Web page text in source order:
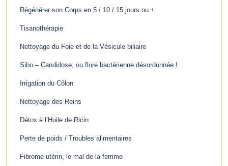
Régénérer son Corps en 5 / 10 / 15 jours ou +
Tisanothérapie
Nettoyage du Foie et de la Vésicule biliaire
Sibo – Candidose, ou flore bactérienne désordonnée !
Irrigation du Côlon
Nettoyage des Reins
Détox à l’Huile de Ricin
Perte de poids / Troubles alimentaires
Fibrome utérin, le mal de la femme